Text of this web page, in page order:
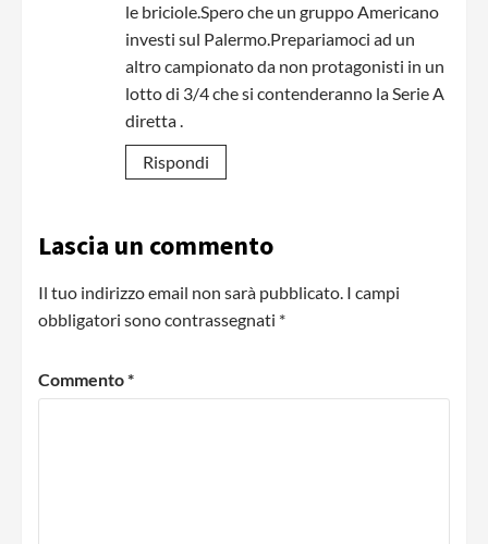
le briciole.Spero che un gruppo Americano
investi sul Palermo.Prepariamoci ad un
altro campionato da non protagonisti in un
lotto di 3/4 che si contenderanno la Serie A
diretta .
Rispondi
Lascia un commento
Il tuo indirizzo email non sarà pubblicato. I campi
obbligatori sono contrassegnati *
Commento*